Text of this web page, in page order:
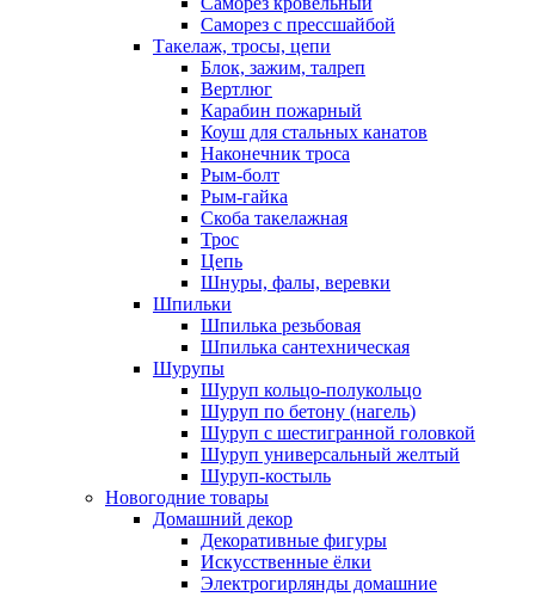
Саморез с прессшайбой
Такелаж, тросы, цепи
Блок, зажим, талреп
Вертлюг
Карабин пожарный
Коуш для стальных канатов
Наконечник троса
Рым-болт
Рым-гайка
Скоба такелажная
Трос
Цепь
Шнуры, фалы, веревки
Шпильки
Шпилька резьбовая
Шпилька сантехническая
Шурупы
Шуруп кольцо-полукольцо
Шуруп по бетону (нагель)
Шуруп с шестигранной головкой
Шуруп универсальный желтый
Шуруп-костыль
Новогодние товары
Домашний декор
Декоративные фигуры
Искусственные ёлки
Электрогирлянды домашние